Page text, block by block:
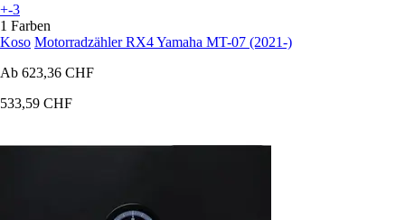
+-3
1 Farben
Koso Motorradzähler RX4 Yamaha MT-07 (2021-)
Ab 623,36 CHF
533,59 CHF